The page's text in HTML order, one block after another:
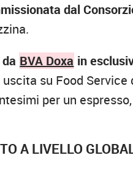
dal
BVA Doxa in
su Food
per un
A LIVELLO